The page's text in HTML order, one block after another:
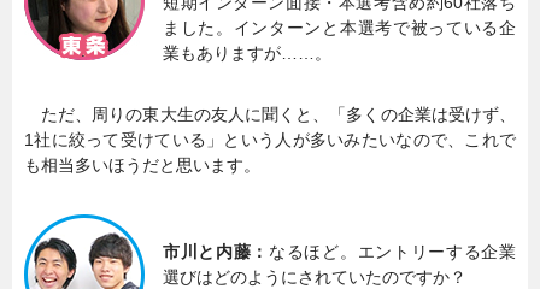
ました。インターンと本選考で被っている企
業もありますが……。
ただ、周りの東大生の友人に聞くと、「多くの企業は受けず、
1社に絞って受けている」という人が多いみたいなので、これで
も相当多いほうだと思います。
市川と内藤： なるほど。エントリーする企業
選びはどのようにされていたのですか？